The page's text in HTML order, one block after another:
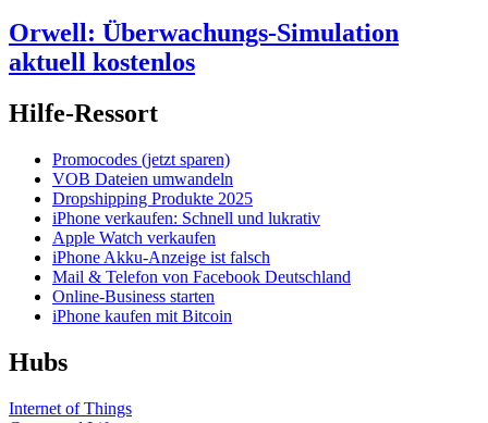
Orwell: Überwachungs-Simulation
aktuell kostenlos
Hilfe-Ressort
Promocodes (jetzt sparen)
VOB Dateien umwandeln
Dropshipping Produkte 2025
iPhone verkaufen: Schnell und lukrativ
Apple Watch verkaufen
iPhone Akku-Anzeige ist falsch
Mail & Telefon von Facebook Deutschland
Online-Business starten
iPhone kaufen mit Bitcoin
Hubs
Internet of Things